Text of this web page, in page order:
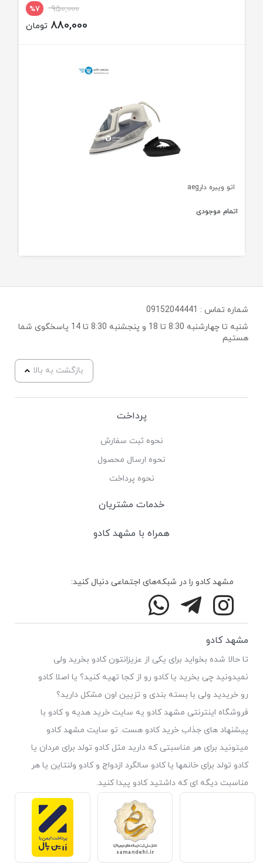
950,000
%7
880,000 تومان
اتو ویبره دارaeg
اتمام موجودی
شماره تماس : 09152044441
شنبه تا چهارشنبه 8:30 تا 18 و پنجشنبه 8:30 تا 14 پاسخگوی شما
هستیم
بازگشت به بالا
پرداخت
نحوه ثبت سفارش
نحوه ارسال محصول
نحوه پرداخت
خدمات مشتریان
همراه با مشهد کادو
مشهد کادو را در شبکه‌های اجتماعی دنبال کنید:
مشهد کادو
تا حالا شده بخواید برای یکی از عزیزانتون کادو بخرید ولی
نمیدونید چی بخرید یا کادو رو از کجا تهیه کنید؟ یا اصلا کادو
رو خریدید ولی با بسته بندی و تزیین اون مشکل دارید؟
فروشگاه اینترنتی مشهد کادو یه سایت خرید هدیه و کادو با
پیشنهاد های جذاب خرید کادو هست. تو سایت مشهد کادو
میتونید برای هر مناسبتی که دارید مثل کادو تولد برای مردان یا
کادو تولد برای خانمها یا کادو سالگرد ازدواج و کادو ولنتاین یا هر
مناسبت دیگه ای که داشتید کادو پیدا کنید.